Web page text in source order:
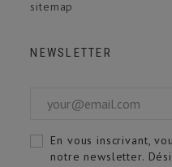
sitemap
NEWSLETTER
En vous inscrivant,
notre newsletter.